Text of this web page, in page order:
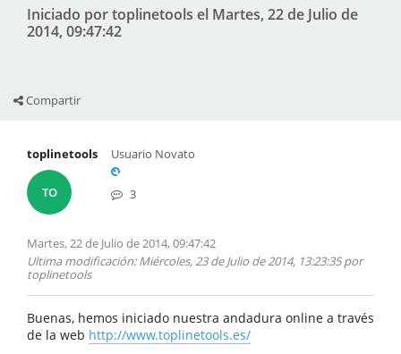
Iniciado por toplinetools el Martes, 22 de Julio de
2014, 09:47:42
Compartir
toplinetools
TO
Usuario Novato
3
Martes, 22 de Julio de 2014, 09:47:42
Ultima modificación: Miércoles, 23 de Julio de 2014, 13:23:35 por
toplinetools
Buenas, hemos iniciado nuestra andadura online a través
de la web http://www.toplinetools.es/